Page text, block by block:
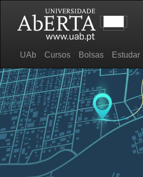
UAb Cursos Bolsas Estudar